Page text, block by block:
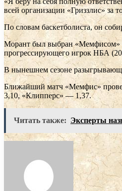
всей организации «Гриззлис» за
По словам баскетболиста, он
Морант был выбран «Мемфисом»
прогрессирующего игрок НБА
В нынешнем сезоне
Ближайший матч «Мемфис»
3,10, «Клипперс» — 1,37.
Читать также: Эксперты